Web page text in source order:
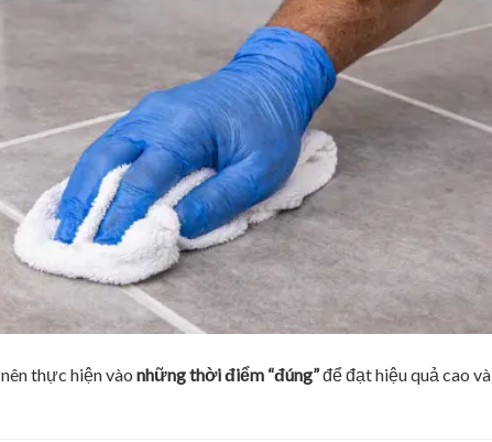
nên thực hiện vào những thời điểm “đúng”để đạt hiệu quả cao và